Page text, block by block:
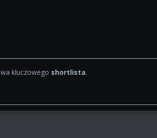
kluczowego shortlista.